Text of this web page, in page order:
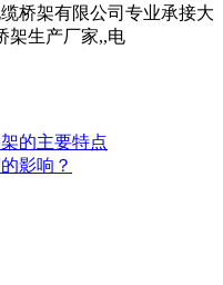
桥架有限公司专业承接大
架生产厂家,,电
的主要特点
影响？